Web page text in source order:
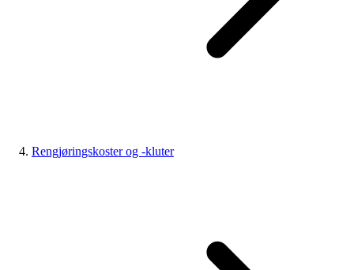
Rengjøringskoster og -kluter